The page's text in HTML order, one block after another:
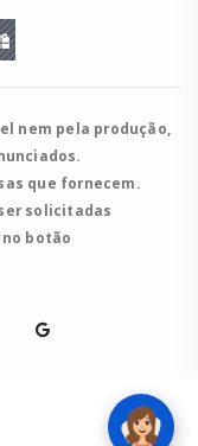
nem pela produção,
que fornecem.
solicitadas
botão